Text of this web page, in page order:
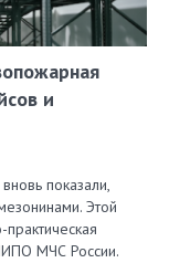
и
показали,
Этой
МЧС России.